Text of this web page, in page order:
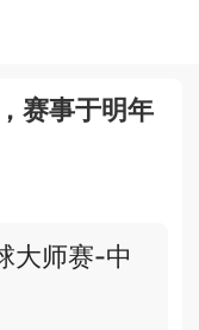
赛事于明年
大师赛-中